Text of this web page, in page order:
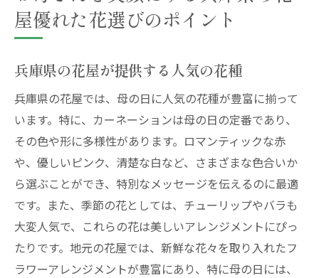
屋優れた花選びのポイント
兵庫県の花屋が提供する人気の花種
兵庫県の花屋では、母の日に人気の花種が豊富に揃って
います。特に、カーネーションは母の日の定番であり、
その色や形に多様性があります。ロマンティックな赤
や、優しいピンク、清楚な白など、さまざまな色合いか
ら選ぶことができ、特別なメッセージを伝えるのに最適
です。また、季節の花としては、チューリップやバラも
大変人気で、これらの花は美しいアレンジメントにぴっ
たりです。地元の花屋では、新鮮な花々を取り入れたフ
ラワーアレンジメントが豊富にあり、特に母の日には、